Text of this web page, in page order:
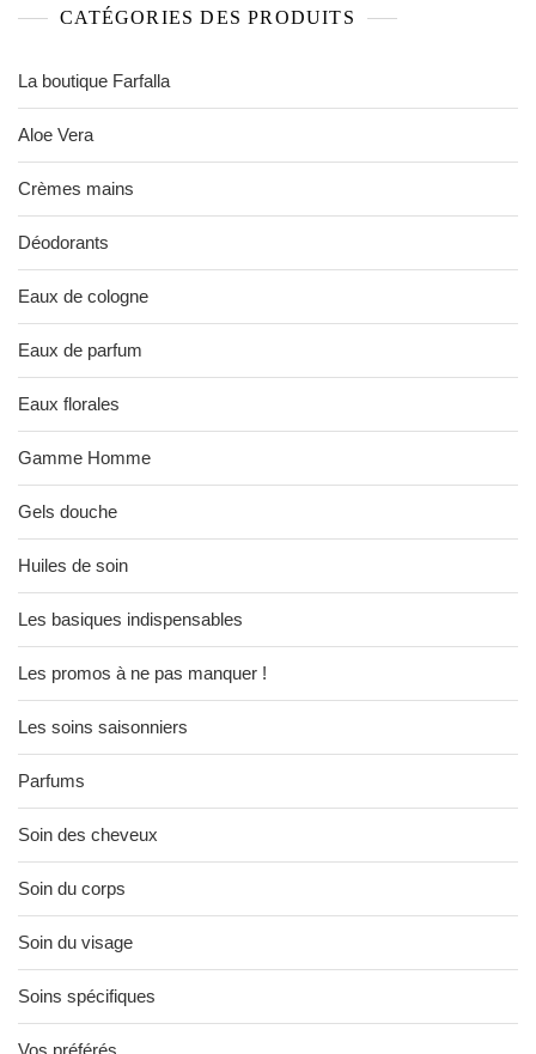
CATÉGORIES DES PRODUITS
La boutique Farfalla
Aloe Vera
Crèmes mains
Déodorants
Eaux de cologne
Eaux de parfum
Eaux florales
Gamme Homme
Gels douche
Huiles de soin
Les basiques indispensables
Les promos à ne pas manquer !
Les soins saisonniers
Parfums
Soin des cheveux
Soin du corps
Soin du visage
Soins spécifiques